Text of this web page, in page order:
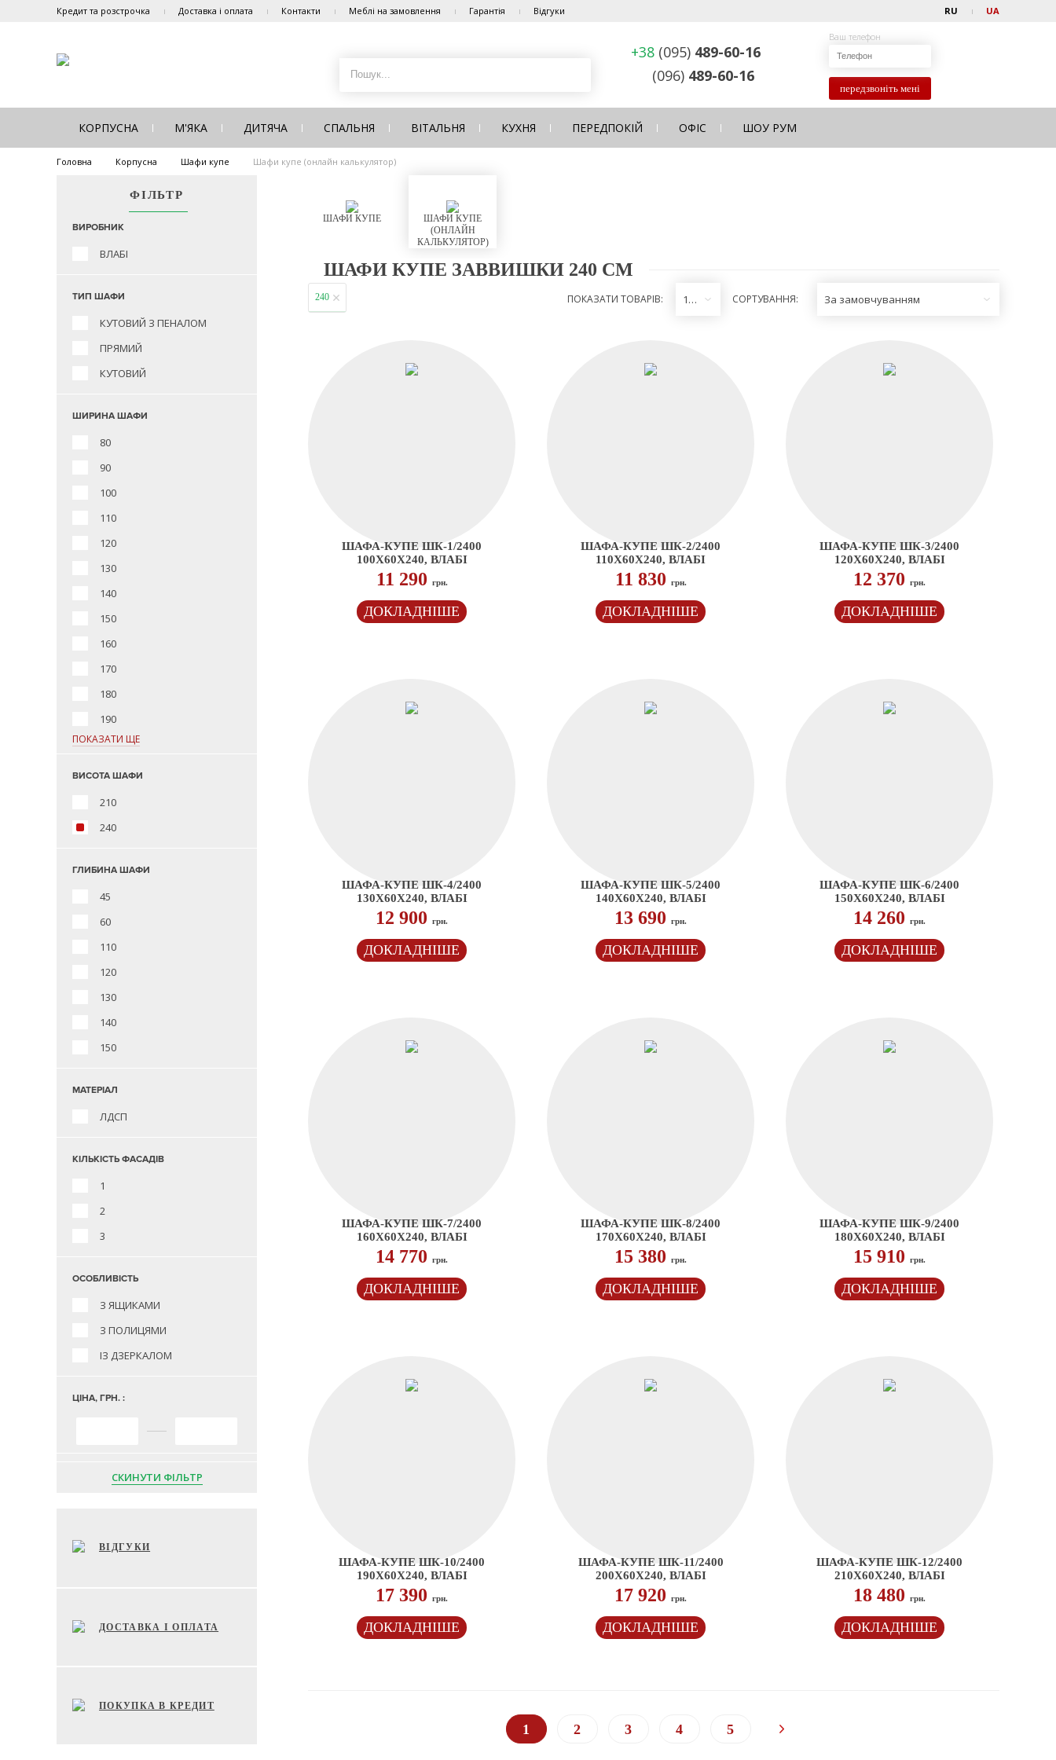
Кредит та розстрочка Доставка і оплата Контакти Меблі на замовлення Гарантія Відгуки RU UA
+38 (095) 489-60-16
(096) 489-60-16
Ваш телефон
передзвоніть мені
КОРПУСНА М'ЯКА ДИТЯЧА СПАЛЬНЯ ВІТАЛЬНЯ КУХНЯ ПЕРЕДПОКІЙ ОФІС ШОУ РУМ
Головна Корпусна Шафи купе Шафи купе (онлайн калькулятор)
ФІЛЬТР
ВИРОБНИК
ВЛАБІ
ТИП ШАФИ
КУТОВИЙ З ПЕНАЛОМ
ПРЯМИЙ
КУТОВИЙ
ШИРИНА ШАФИ
80
90
100
110
120
130
140
150
160
170
180
190
ПОКАЗАТИ ЩЕ
ВИСОТА ШАФИ
210
240
ГЛИБИНА ШАФИ
45
60
110
120
130
140
150
МАТЕРІАЛ
ЛДСП
КІЛЬКІСТЬ ФАСАДІВ
1
2
3
ОСОБЛИВІСТЬ
З ЯЩИКАМИ
З ПОЛИЦЯМИ
ІЗ ДЗЕРКАЛОМ
ЦІНА, ГРН. :
СКИНУТИ ФІЛЬТР
ВІДГУКИ
ДОСТАВКА І ОПЛАТА
ПОКУПКА В КРЕДИТ
ШАФИ КУПЕ
ШАФИ КУПЕ
(ОНЛАЙН
КАЛЬКУЛЯТОР)
ШАФИ КУПЕ ЗАВВИШКИ 240 СМ
240 ПОКАЗАТИ ТОВАРІВ: 12 СОРТУВАННЯ: За замовчуванням
ШАФА-КУПЕ ШК-1/2400
100Х60Х240, ВЛАБІ
11 290 грн.
ДОКЛАДНІШЕ
ШАФА-КУПЕ ШК-2/2400
110Х60Х240, ВЛАБІ
11 830 грн.
ДОКЛАДНІШЕ
ШАФА-КУПЕ ШК-3/2400
120Х60Х240, ВЛАБІ
12 370 грн.
ДОКЛАДНІШЕ
ШАФА-КУПЕ ШК-4/2400
130Х60Х240, ВЛАБІ
12 900 грн.
ДОКЛАДНІШЕ
ШАФА-КУПЕ ШК-5/2400
140Х60Х240, ВЛАБІ
13 690 грн.
ДОКЛАДНІШЕ
ШАФА-КУПЕ ШК-6/2400
150Х60Х240, ВЛАБІ
14 260 грн.
ДОКЛАДНІШЕ
ШАФА-КУПЕ ШК-7/2400
160Х60Х240, ВЛАБІ
14 770 грн.
ДОКЛАДНІШЕ
ШАФА-КУПЕ ШК-8/2400
170Х60Х240, ВЛАБІ
15 380 грн.
ДОКЛАДНІШЕ
ШАФА-КУПЕ ШК-9/2400
180Х60Х240, ВЛАБІ
15 910 грн.
ДОКЛАДНІШЕ
ШАФА-КУПЕ ШК-10/2400
190Х60Х240, ВЛАБІ
17 390 грн.
ДОКЛАДНІШЕ
ШАФА-КУПЕ ШК-11/2400
200Х60Х240, ВЛАБІ
17 920 грн.
ДОКЛАДНІШЕ
ШАФА-КУПЕ ШК-12/2400
210Х60Х240, ВЛАБІ
18 480 грн.
ДОКЛАДНІШЕ
1 2 3 4 5